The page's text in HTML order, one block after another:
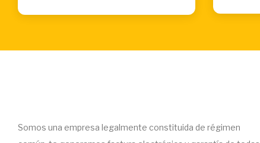
Somos una empresa legalmente constituida de régimen